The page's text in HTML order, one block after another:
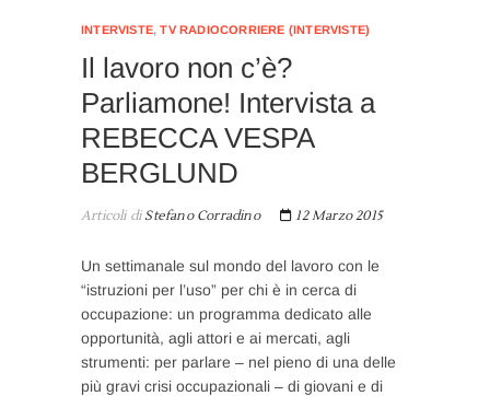
INTERVISTE,TV RADIOCORRIERE (INTERVISTE)
Il lavoro non c’è?
Parliamone! Intervista a
REBECCA VESPA
BERGLUND
Articoli diStefano Corradino 12 Marzo 2015
Un settimanale sul mondo del lavoro con le
“istruzioni per l’uso” per chi è in cerca di
occupazione: un programma dedicato alle
opportunità, agli attori e ai mercati, agli
strumenti: per parlare – nel pieno di una delle
più gravi crisi occupazionali – di giovani e di